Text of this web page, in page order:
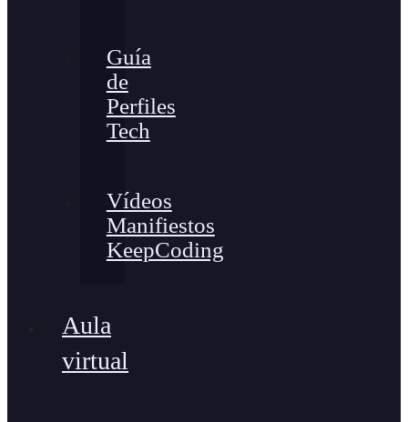
Guía
de
Perfiles
Tech
Vídeos
Manifiestos
KeepCoding
Aula
virtual